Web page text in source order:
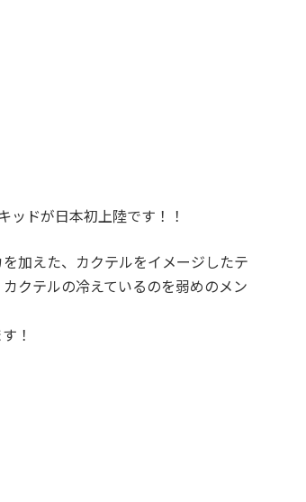
ッドが日本初上陸です！！
加えた、カクテルをイメージしたテ
クテルの冷えているのを弱めのメン
！